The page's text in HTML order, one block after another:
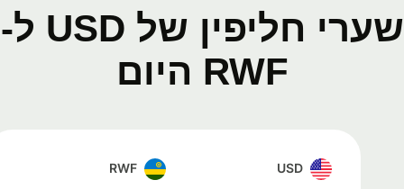
שערי חליפין של USD ל-
RWF היום
USD
RWF